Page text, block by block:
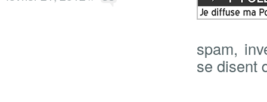
spam,
se disent